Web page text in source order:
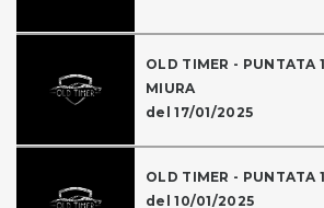
OLD TIMER - PUNTATA
MIURA
del 17/01/2025
OLD TIMER - PUNTATA
del 10/01/2025